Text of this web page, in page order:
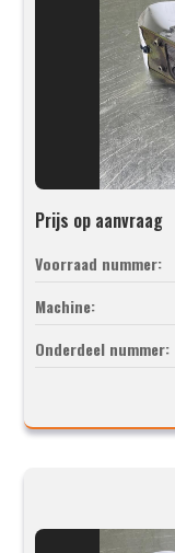
Prijs op aanvraag
Voorraad nummer:
Machine:
Onderdeel nummer: